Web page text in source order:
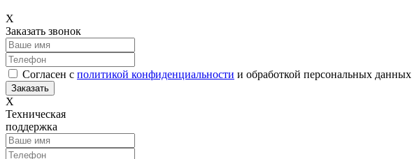
Х
Заказать звонок
Согласен с политикой конфиденциальности и обработкой персональных данных
Х
Техническая
поддержка